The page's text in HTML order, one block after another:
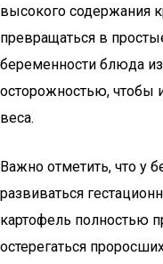
высокого содержания
превращаться в
беременности блюда из
осторожностью, чтобы
веса.
Важно отметить, что
развиваться
картофель полностью
остерегаться